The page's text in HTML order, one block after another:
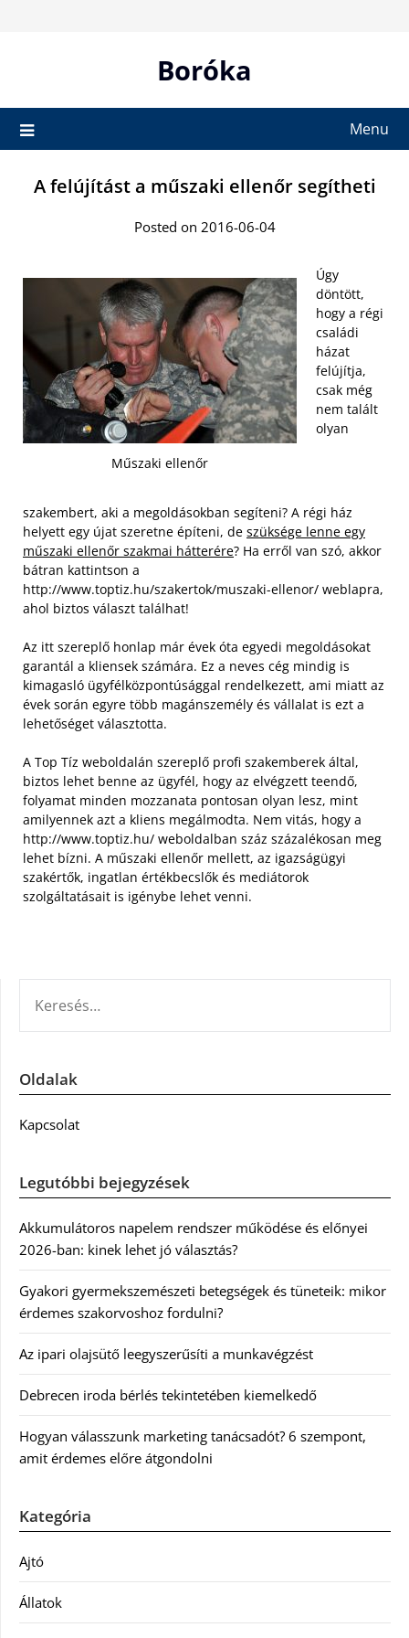
Boróka
Menu
A felújítást a műszaki ellenőr segítheti
Posted on 2016-06-04
Műszaki ellenőr
Úgy
döntött,
hogy a régi
családi
házat
felújítja,
csak még
nem talált
olyan
szakembert, aki a megoldásokban segíteni? A régi ház
helyett egy újat szeretne építeni, de szüksége lenne egy
műszaki ellenőr szakmai hátterére? Ha erről van szó, akkor
bátran kattintson a
http://www.toptiz.hu/szakertok/muszaki-ellenor/ weblapra,
ahol biztos választ találhat!
Az itt szereplő honlap már évek óta egyedi megoldásokat
garantál a kliensek számára. Ez a neves cég mindig is
kimagasló ügyfélközpontúsággal rendelkezett, ami miatt az
évek során egyre több magánszemély és vállalat is ezt a
lehetőséget választotta.
A Top Tíz weboldalán szereplő profi szakemberek által,
biztos lehet benne az ügyfél, hogy az elvégzett teendő,
folyamat minden mozzanata pontosan olyan lesz, mint
amilyennek azt a kliens megálmodta. Nem vitás, hogy a
http://www.toptiz.hu/ weboldalban száz százalékosan meg
lehet bízni. A műszaki ellenőr mellett, az igazságügyi
szakértők, ingatlan értékbecslők és mediátorok
szolgáltatásait is igénybe lehet venni.
Oldalak
Kapcsolat
Legutóbbi bejegyzések
Akkumulátoros napelem rendszer működése és előnyei
2026-ban: kinek lehet jó választás?
Gyakori gyermekszemészeti betegségek és tüneteik: mikor
érdemes szakorvoshoz fordulni?
Az ipari olajsütő leegyszerűsíti a munkavégzést
Debrecen iroda bérlés tekintetében kiemelkedő
Hogyan válasszunk marketing tanácsadót? 6 szempont,
amit érdemes előre átgondolni
Kategória
Ajtó
Állatok